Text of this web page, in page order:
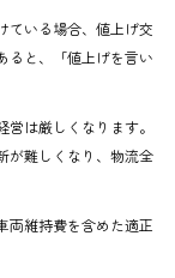
ている場合、値上げ交
ると、「値上げを言い
は厳しくなります。
が難しくなり、物流全
両維持費を含めた適正